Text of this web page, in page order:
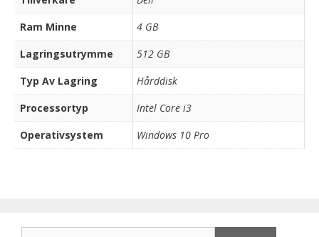
Ram Minne
4 GB
Lagringsutrymme
512 GB
Typ Av Lagring
Hårddisk
Processortyp
Intel Core i3
Operativsystem
Windows 10 Pro